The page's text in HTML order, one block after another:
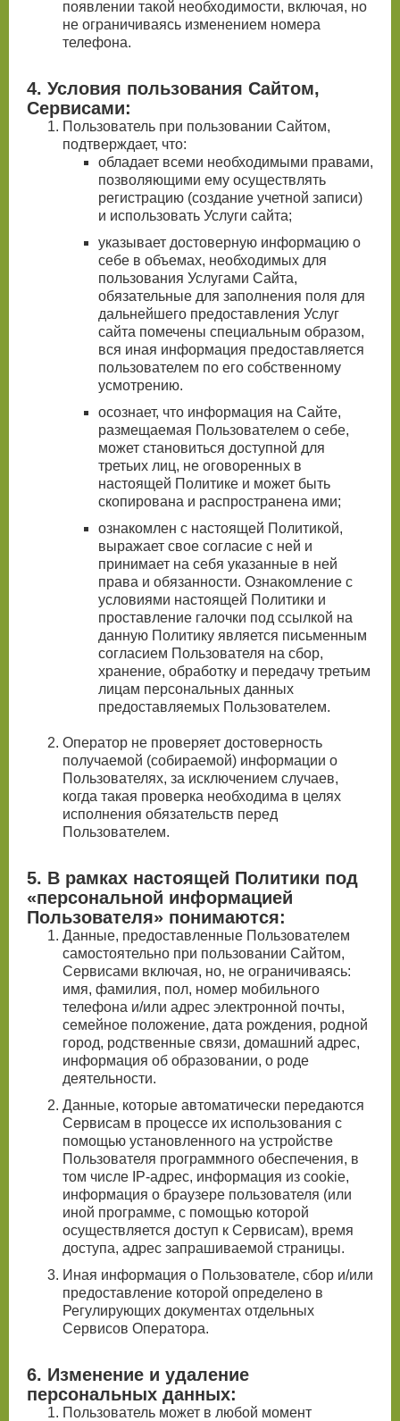
появлении такой необходимости, включая, но
не ограничиваясь изменением номера
телефона.
4. Условия пользования Сайтом,
Сервисами:
Пользователь при пользовании Сайтом,
подтверждает, что:
обладает всеми необходимыми правами,
позволяющими ему осуществлять
регистрацию (создание учетной записи)
и использовать Услуги сайта;
указывает достоверную информацию о
себе в объемах, необходимых для
пользования Услугами Сайта,
обязательные для заполнения поля для
дальнейшего предоставления Услуг
сайта помечены специальным образом,
вся иная информация предоставляется
пользователем по его собственному
усмотрению.
осознает, что информация на Сайте,
размещаемая Пользователем о себе,
может становиться доступной для
третьих лиц, не оговоренных в
настоящей Политике и может быть
скопирована и распространена ими;
ознакомлен с настоящей Политикой,
выражает свое согласие с ней и
принимает на себя указанные в ней
права и обязанности. Ознакомление с
условиями настоящей Политики и
проставление галочки под ссылкой на
данную Политику является письменным
согласием Пользователя на сбор,
хранение, обработку и передачу третьим
лицам персональных данных
предоставляемых Пользователем.
Оператор не проверяет достоверность
получаемой (собираемой) информации о
Пользователях, за исключением случаев,
когда такая проверка необходима в целях
исполнения обязательств перед
Пользователем.
5. В рамках настоящей Политики под
«персональной информацией
Пользователя» понимаются:
Данные, предоставленные Пользователем
самостоятельно при пользовании Сайтом,
Сервисами включая, но, не ограничиваясь:
имя, фамилия, пол, номер мобильного
телефона и/или адрес электронной почты,
семейное положение, дата рождения, родной
город, родственные связи, домашний адрес,
информация об образовании, о роде
деятельности.
Данные, которые автоматически передаются
Сервисам в процессе их использования с
помощью установленного на устройстве
Пользователя программного обеспечения, в
том числе IP-адрес, информация из cookie,
информация о браузере пользователя (или
иной программе, с помощью которой
осуществляется доступ к Сервисам), время
доступа, адрес запрашиваемой страницы.
Иная информация о Пользователе, сбор и/или
предоставление которой определено в
Регулирующих документах отдельных
Сервисов Оператора.
6. Изменение и удаление
персональных данных:
Пользователь может в любой момент